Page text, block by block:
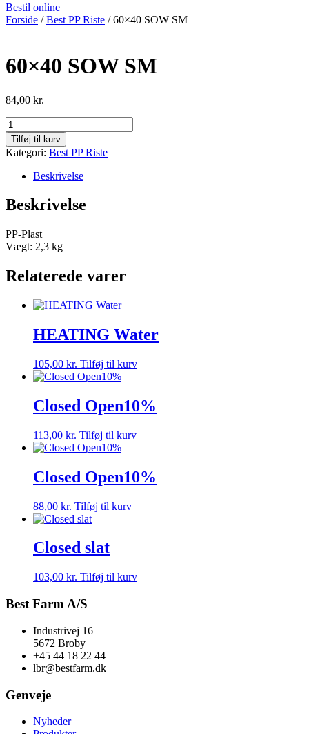
Bestil online
Forside /Best PP Riste / 60×40 SOW SM
60×40 SOW SM
84,00 kr.
60x40
SOW
SM
antal
Tilføj til kurv
Kategori: Best PP Riste
Beskrivelse
Beskrivelse
PP-Plast
Vægt: 2,3 kg
Relaterede varer
HEATING Water
105,00 kr. Tilføj til kurv
Closed Open10%
113,00 kr. Tilføj til kurv
Closed Open10%
88,00 kr. Tilføj til kurv
Closed slat
103,00 kr. Tilføj til kurv
Best Farm A/S
Industrivej 16
5672 Broby
+45 44 18 22 44
lbr@bestfarm.dk
Genveje
Nyheder